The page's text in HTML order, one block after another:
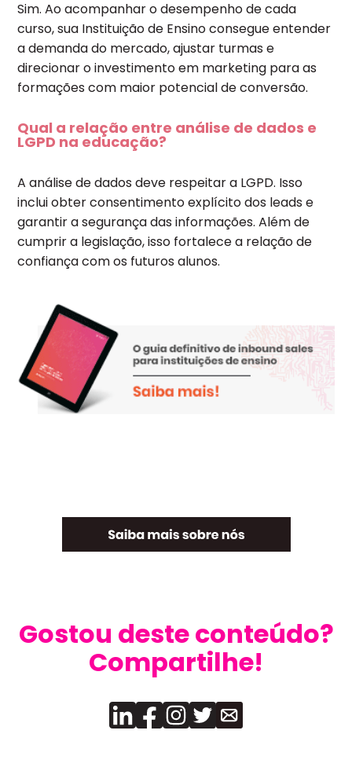
Sim. Ao acompanhar o desempenho de cada
curso, sua Instituição de Ensino consegue entender
a demanda do mercado, ajustar turmas e
direcionar o investimento em marketing para as
formações com maior potencial de conversão.
Qual a relação entre análise de dados e
LGPD na educação?
A análise de dados deve respeitar a LGPD. Isso
inclui obter consentimento explícito dos leads e
garantir a segurança das informações. Além de
cumprir a legislação, isso fortalece a relação de
confiança com os futuros alunos.
Gostou deste conteúdo?
Compartilhe!